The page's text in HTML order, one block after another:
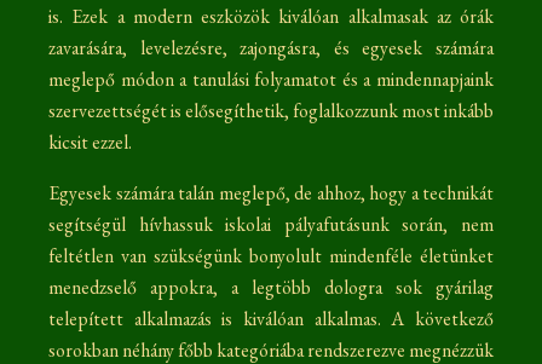
is. Ezek a modern eszközök kiválóan alkalmasak az órák
zavarására, levelezésre, zajongásra, és egyesek számára
meglepő módon a tanulási folyamatot és a mindennapjaink
szervezettségét is elősegíthetik, foglalkozzunk most inkább
kicsit ezzel.
Egyesek számára talán meglepő, de ahhoz, hogy a technikát
segítségül hívhassuk iskolai pályafutásunk során, nem
feltétlen van szükségünk bonyolult mindenféle életünket
menedzselő appokra, a legtöbb dologra sok gyárilag
telepített alkalmazás is kiválóan alkalmas. A következő
sorokban néhány főbb kategóriába rendszerezve megnézzük